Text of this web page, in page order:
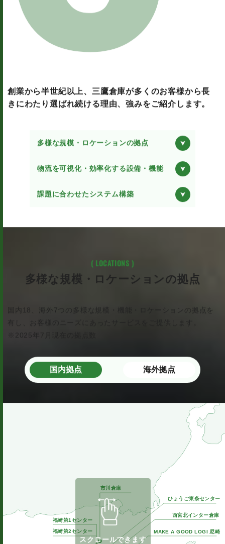
創業から半世紀以上、三鷹倉庫が多くのお客様から長
( LOCATIONS )
国内18、海外7つの多様な規模・機能・ロケーションの拠点を
有し、お客様のニーズにあったサービスをご提供します。
国内拠点 海外拠点
ひょうご東条センター
市川倉庫
福崎第1センター
西宮北インター倉庫